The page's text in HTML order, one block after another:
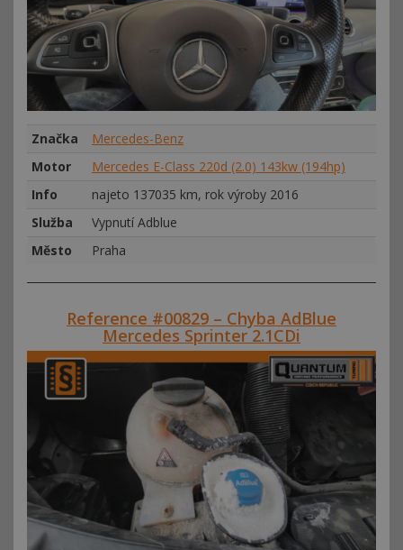
Značka
Mercedes-Benz
Motor
Mercedes E-Class 220d (2.0) 143kw (194hp)
Info
najeto 137035 km, rok výroby 2016
Služba
Vypnutí Adblue
Město
Praha
Reference #00829 – Chyba AdBlue
Mercedes Sprinter 2.1CDi